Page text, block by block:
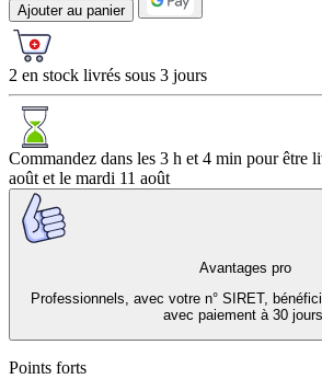
Ajouter au panier
2 en stock livrés sous 3 jours
Commandez dans les 3 h et 4 min pour être
aoûtet le mardi 11 août
Avantages pro
Professionnels, avec votre n° SIRET,
avec paiement à 30
Points forts